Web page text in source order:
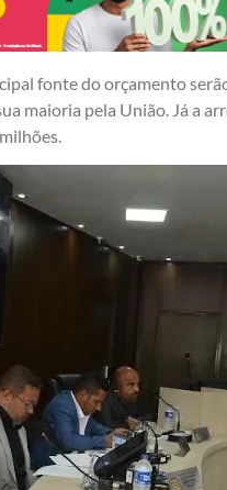
fonte do orçamento
maioria pela União. Já a